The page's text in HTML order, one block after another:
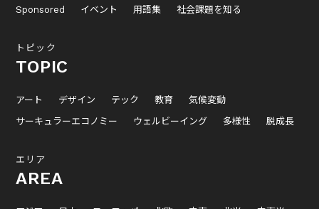
Sponsored
イベント 用語集 社会課題を知る
トピック
TOPIC
アート デザイン テック 教育
気候変動
サーキュラーエコノミー
ウェルビーイング 多様性 脱成長
エリア
AREA